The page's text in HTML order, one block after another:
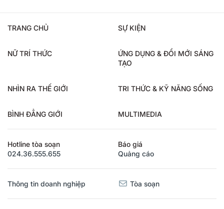
TRANG CHỦ SỰ KIỆN
NỮ TRÍ THỨC
ỨNG DỤNG & ĐỔI MỚI SÁNG
TẠO
NHÌN RA THẾ GIỚI TRI THỨC & KỸ NĂNG SỐNG
BÌNH ĐẲNG GIỚI MULTIMEDIA
Hotline tòa soạn
024.36.555.655
Báo giá
Quảng cáo
Thông tin doanh nghiệp Tòa soạn